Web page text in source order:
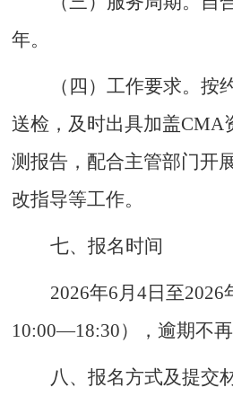
年。
（四）工作要求。按
送检，及时出具加盖CMA
测报告，配合主管部门开
改指导等工作。
七、报名时间
2026年6 月4日至2026
10:00—18:30），逾期不再
八 、报名方式及提交